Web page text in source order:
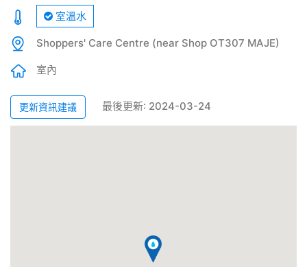
室溫水
Shoppers' Care Centre (near Shop OT307 MAJE)
室內
更新資訊建議 最後更新: 2024-03-24